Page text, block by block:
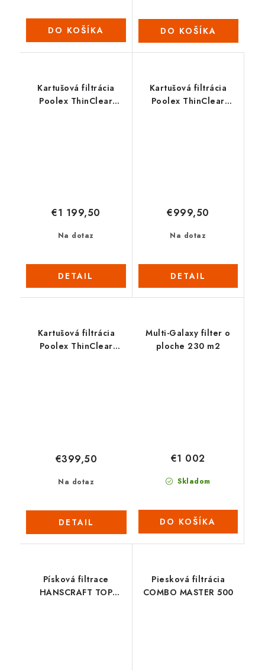
DO KOŠÍKA DO KOŠÍKA
Kartušová filtrácia
Poolex ThinClear
Na dotaz
€1 199,50
DETAIL
Kartušová filtrácia
Poolex ThinClear
Na dotaz
€999,50
DETAIL
Kartušová filtrácia
Poolex ThinClear
Na dotaz
€399,50
DETAIL
Multi-Galaxy filter o
ploche 230 m2
Skladom
€1 002
DO KOŠÍKA
Písková filtrace
HANSCRAFT TOP
Piesková filtrácia
COMBO MASTER 500